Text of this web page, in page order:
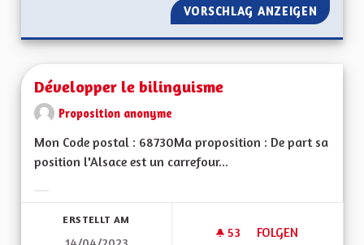
VORSCHLAG ANZEIGEN
Développer le bilinguisme
Proposition anonyme
Mon Code postal : 68730Ma proposition : De part sa
position l'Alsace est un carrefour...
ERSTELLT AM
53 53 FOLLOWER
FOLGEN